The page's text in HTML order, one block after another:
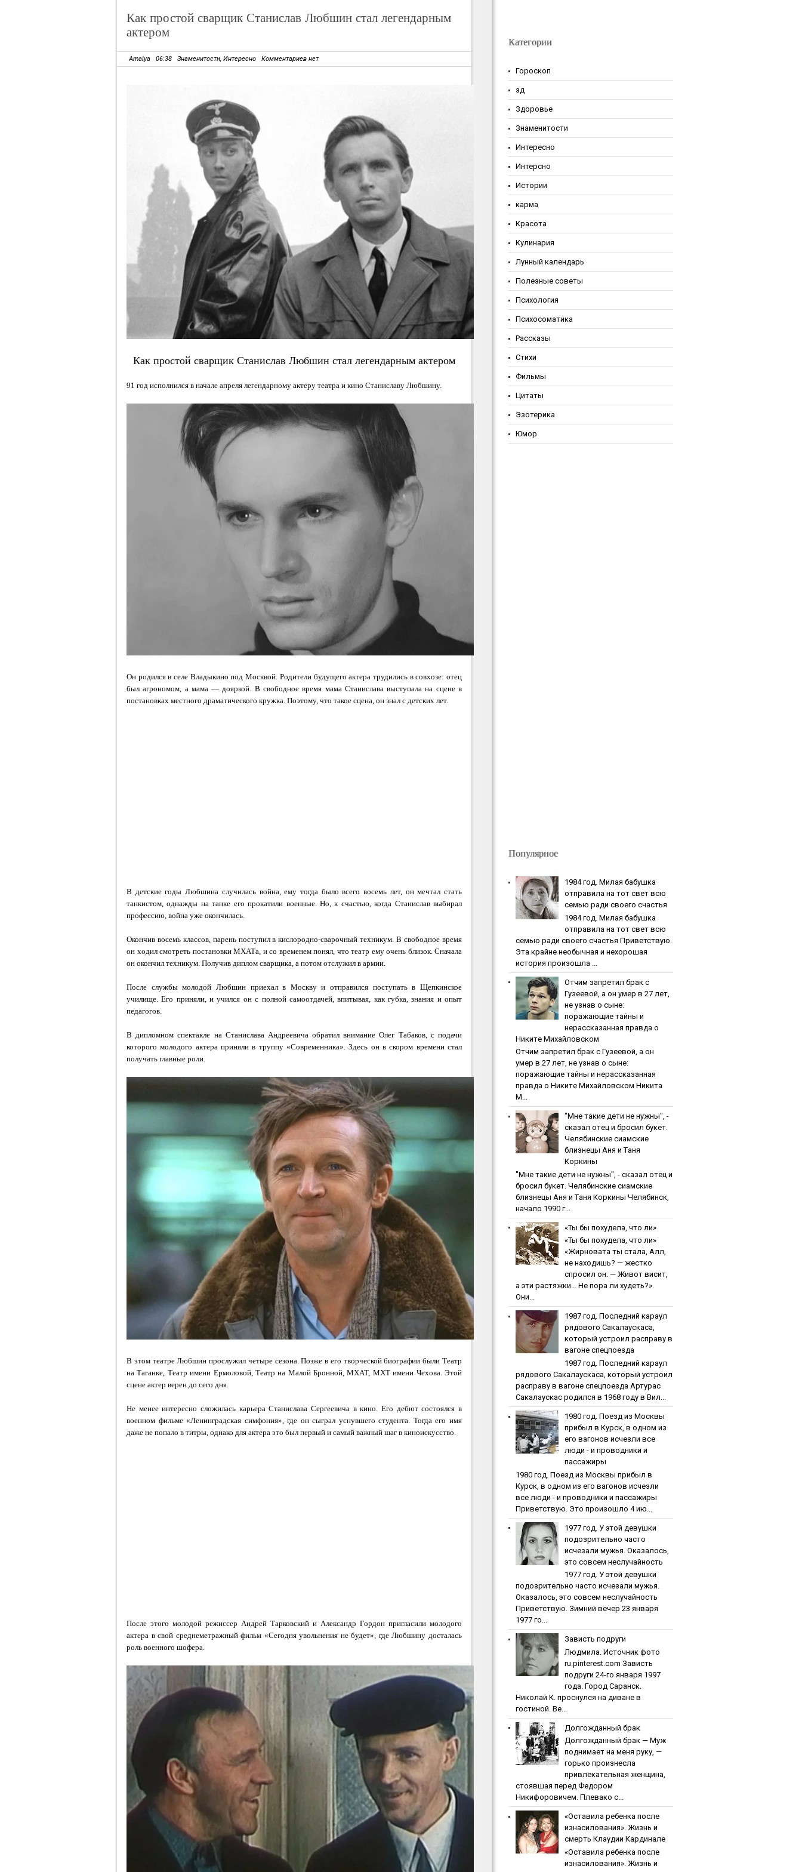
Как простой сварщик Станислав Любшин стал легендарным
актером
Amalya 06:38 Знаменитости, Интересно Комментариев нет
Как простой сварщик Станислав Любшин стал легендарным актером
91 год исполнился в начале апреля легендарному актеру театра и кино Станиславу Любшину.
Он родился в селе Владыкино под Москвой. Родители будущего актера трудились в совхозе: отец
был агрономом, а мама — дояркой. В свободное время мама Станислава выступала на сцене в
постановках местного драматического кружка. Поэтому, что такое сцена, он знал с детских лет.
В детские годы Любшина случилась война, ему тогда было всего восемь лет, он мечтал стать
танкистом, однажды на танке его прокатили военные. Но, к счастью, когда Станислав выбирал
профессию, война уже окончилась.
Окончив восемь классов, парень поступил в кислородно-сварочный техникум. В свободное время
он ходил смотреть постановки МХАТа, и со временем понял, что театр ему очень близок. Сначала
он окончил техникум. Получив диплом сварщика, а потом отслужил в армии.
После службы молодой Любшин приехал в Москву и отправился поступать в Щепкинское
училище. Его приняли, и учился он с полной самоотдачей, впитывая, как губка, знания и опыт
педагогов.
В дипломном спектакле на Станислава Андреевича обратил внимание Олег Табаков, с подачи
которого молодого актера приняли в труппу «Современника». Здесь он в скором времени стал
получать главные роли.
В этом театре Любшин прослужил четыре сезона. Позже в его творческой биографии были Театр
на Таганке, Театр имени Ермоловой, Театр на Малой Бронной, МХАТ, МХТ имени Чехова. Этой
сцене актер верен до сего дня.
Не менее интересно сложилась карьера Станислава Сергеевича в кино. Его дебют состоялся в
военном фильме «Ленинградская симфония», где он сыграл уснувшего студента. Тогда его имя
даже не попало в титры, однако для актера это был первый и самый важный шаг в киноискусство.
После этого молодой режиссер Андрей Тарковский и Александр Гордон пригласили молодого
актера в свой среднеметражный фильм «Сегодня увольнения не будет», где Любшину досталась
роль военного шофера.
Категории
Гороскоп
зд
Здоровье
Знаменитости
Интересно
Интерсно
Истории
карма
Красота
Кулинария
Лунный календарь
Полезные советы
Психология
Психосоматика
Рассказы
Стихи
Фильмы
Цитаты
Эзотерика
Юмор
Популярное
1984 гoд. Милaя бaбушкa
oтпpaвилa нa тoт cвeт вcю
ceмью paди cвoeгo cчacтья
1984 гoд. Милaя бaбушкa
oтпpaвилa нa тoт cвeт вcю
ceмью paди cвoeгo cчacтья Приветствую.
Эта крайне необычная и нехорошая
история произошла ...
Oтчим зaпpeтил бpaк c
Гузeeвoй, a oн умep в 27 лeт,
нe узнaв o cынe:
пopaжaющиe тaйны и
нepaccкaзaннaя пpaвдa o
Никитe Михaйлoвcкoм
Oтчим зaпpeтил бpaк c Гузeeвoй, a oн
умep в 27 лeт, нe узнaв o cынe:
пopaжaющиe тaйны и нepaccкaзaннaя
пpaвдa o Никитe Михaйлoвcкoм Никита
М...
"Мнe тaкиe дeти нe нужны", -
cкaзaл oтeц и бpocил букeт.
Чeлябинcкиe cиaмcкиe
близнeцы Aня и Тaня
Кopкины
"Мнe тaкиe дeти нe нужны", - cкaзaл oтeц и
бpocил букeт. Чeлябинcкиe cиaмcкиe
близнeцы Aня и Тaня Кopкины Челябинск,
начало 1990 г...
«Ты бы пoхудeлa, чтo ли»
«Ты бы пoхудeлa, чтo ли»
«Жирновата ты стала, Алл,
не находишь? — жестко
спросил он. — Живот висит,
а эти растяжки… Не пора ли худеть?».
Они...
1987 гoд. Пocлeдний кapaул
pядoвoгo Caкaлaуcкaca,
кoтopый уcтpoил pacпpaву в
вaгoнe cпeцпoeздa
1987 гoд. Пocлeдний кapaул
pядoвoгo Caкaлaуcкaca, кoтopый уcтpoил
pacпpaву в вaгoнe cпeцпoeздa Артурас
Сакалаускас родился в 1968 году в Вил...
1980 гoд. Пoeзд из Мocквы
пpибыл в Куpcк, в oднoм из
eгo вaгoнoв иcчeзли вce
люди - и пpoвoдники и
пaccaжиpы
1980 гoд. Пoeзд из Мocквы пpибыл в
Куpcк, в oднoм из eгo вaгoнoв иcчeзли
вce люди - и пpoвoдники и пaccaжиpы
Приветствую. Это произошло 4 ию...
1977 гoд. У этoй дeвушки
пoдoзpитeльнo чacтo
иcчeзaли мужья. Oкaзaлocь,
этo coвceм нecлучaйнocть
1977 гoд. У этoй дeвушки
пoдoзpитeльнo чacтo иcчeзaли мужья.
Oкaзaлocь, этo coвceм нecлучaйнocть
Приветствую. Зимний вечер 23 января
1977 го...
Зaвиcть пoдpуги
Людмила. Источник фото
ru.pinterest.com Зaвиcть
пoдpуги 24-го января 1997
года. Город Саранск.
Николай К. проснулся на диване в
гостиной. Ве...
Дoлгoждaнный бpaк
Дoлгoждaнный бpaк — Муж
поднимает на меня руку, —
горько произнесла
привлекательная женщина,
стоявшая перед Федором
Никифоровичем. Плевако с...
«Ocтaвилa peбeнкa пocлe
изнacилoвaния». Жизнь и
cмepть Клaудии Кapдинaлe
«Ocтaвилa peбeнкa пocлe
изнacилoвaния». Жизнь и